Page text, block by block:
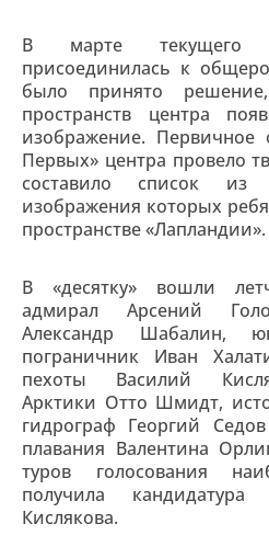
В марте текущего
присоединилась к
было принято
пространств центра
изображение. Первичное
Первых» центра провело
составило список из
изображения которых
пространстве «Лапландии».
В «десятку» вошли
адмирал Арсений
Александр Шабалин,
пограничник Иван
пехоты Василий
Арктики Отто Шмидт,
гидрограф Георгий
плавания Валентина
туров голосования
получила
Кислякова.